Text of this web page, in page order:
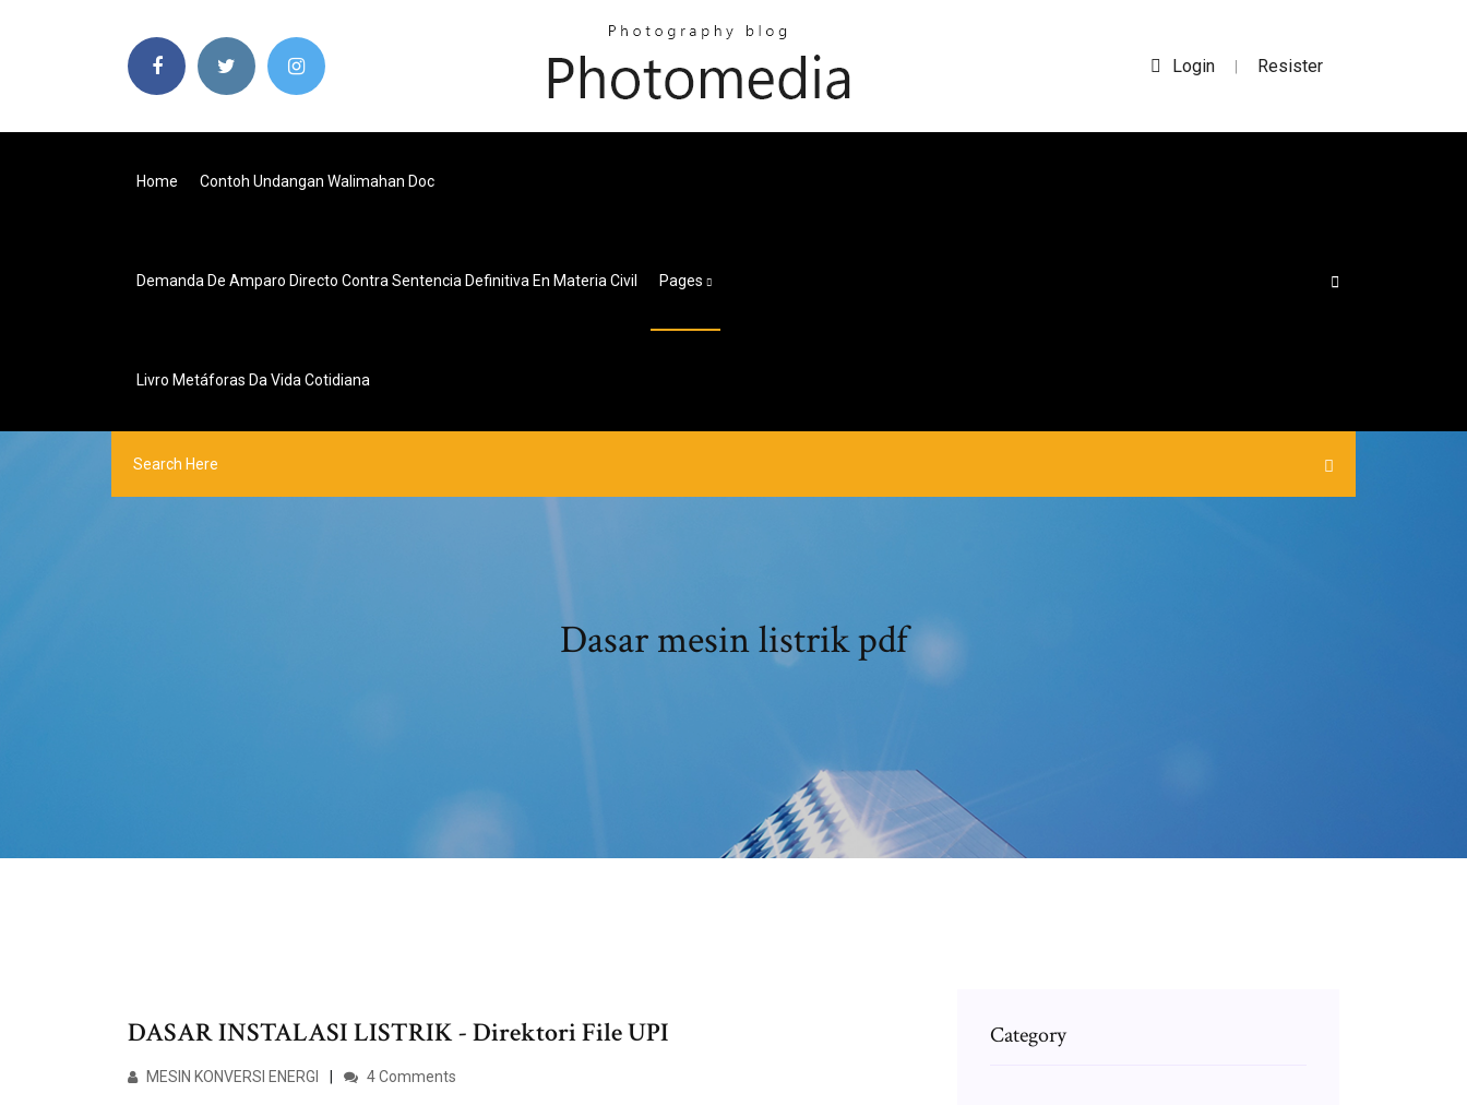
Login | Resister
Home Contoh Undangan Walimahan Doc
Demanda De Amparo Directo Contra Sentencia Definitiva En Materia Civil Pages
Livro Metáforas Da Vida Cotidiana
Dasar mesin listrik pdf
DASAR INSTALASI LISTRIK - Direktori File UPI
MESIN KONVERSI ENERGI 4 Comments
Category